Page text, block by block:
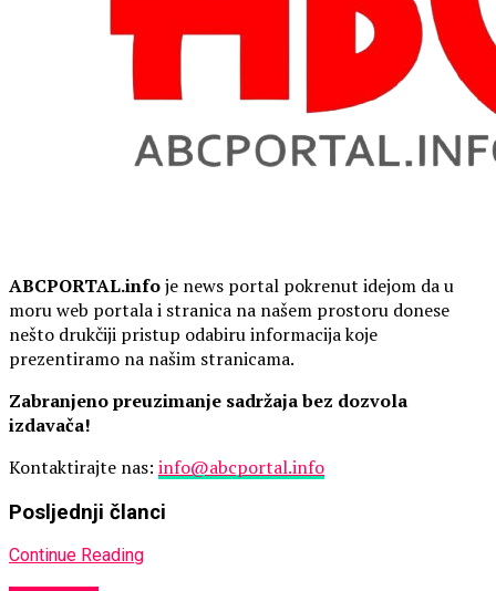
ABCPORTAL.infoje news portal pokrenut idejom da u
moru web portala i stranica na našem prostoru donese
nešto drukčiji pristup odabiru informacija koje
prezentiramo na našim stranicama.
Zabranjeno preuzimanje sadržaja bez dozvola
izdavača!
Kontaktirajte nas: info@abcportal.info
Posljednji članci
Continue Reading